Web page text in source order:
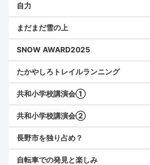
自力
まだまだ雪の上
SNOW AWARD2025
たかやしろトレイルランニング
共和小学校講演会①
共和小学校講演会②
長野市を独り占め？
自転車での発見と楽しみ